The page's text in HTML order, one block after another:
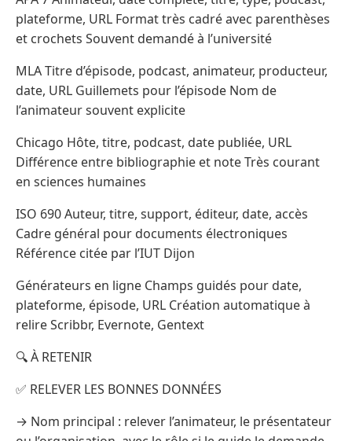
plateforme, URL Format très cadré avec parenthèses
et crochets Souvent demandé à l’université
MLA Titre d’épisode, podcast, animateur, producteur,
date, URL Guillemets pour l’épisode Nom de
l’animateur souvent explicite
Chicago Hôte, titre, podcast, date publiée, URL
Différence entre bibliographie et note Très courant
en sciences humaines
ISO 690 Auteur, titre, support, éditeur, date, accès
Cadre général pour documents électroniques
Référence citée par l’IUT Dijon
Générateurs en ligne Champs guidés pour date,
plateforme, épisode, URL Création automatique à
relire Scribbr, Evernote, Gentext
🔍 À RETENIR
✅ RELEVER LES BONNES DONNÉES
→ Nom principal : relever l’animateur, le présentateur